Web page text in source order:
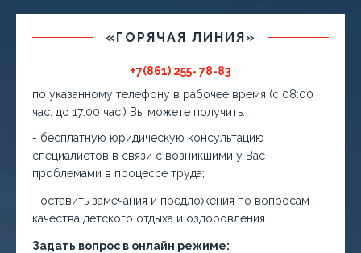
«ГОРЯЧАЯ ЛИНИЯ»
+7(861) 255- 78-83
по указанному телефону в рабочее время (с 08:00
час. до 17:00 час.) Вы можете получить:
- бесплатную юридическую консультацию
специалистов в связи с возникшими у Вас
проблемами в процессе труда;
- оставить замечания и предложения по вопросам
качества детского отдыха и оздоровления.
Задать вопрос в онлайн режиме: